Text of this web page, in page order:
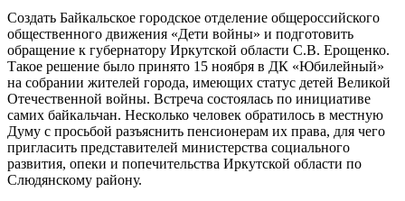
Создать Байкальское городское отделение общероссийского
общественного движения «Дети войны» и подготовить
обращение к губернатору Иркутской области С.В. Ерощенко.
Такое решение было принято 15 ноября в ДК «Юбилейный»
на собрании жителей города, имеющих статус детей Великой
Отечественной войны. Встреча состоялась по инициативе
самих байкальчан. Несколько человек обратилось в местную
Думу с просьбой разъяснить пенсионерам их права, для чего
пригласить представителей министерства социального
развития, опеки и попечительства Иркутской области по
Слюдянскому району.